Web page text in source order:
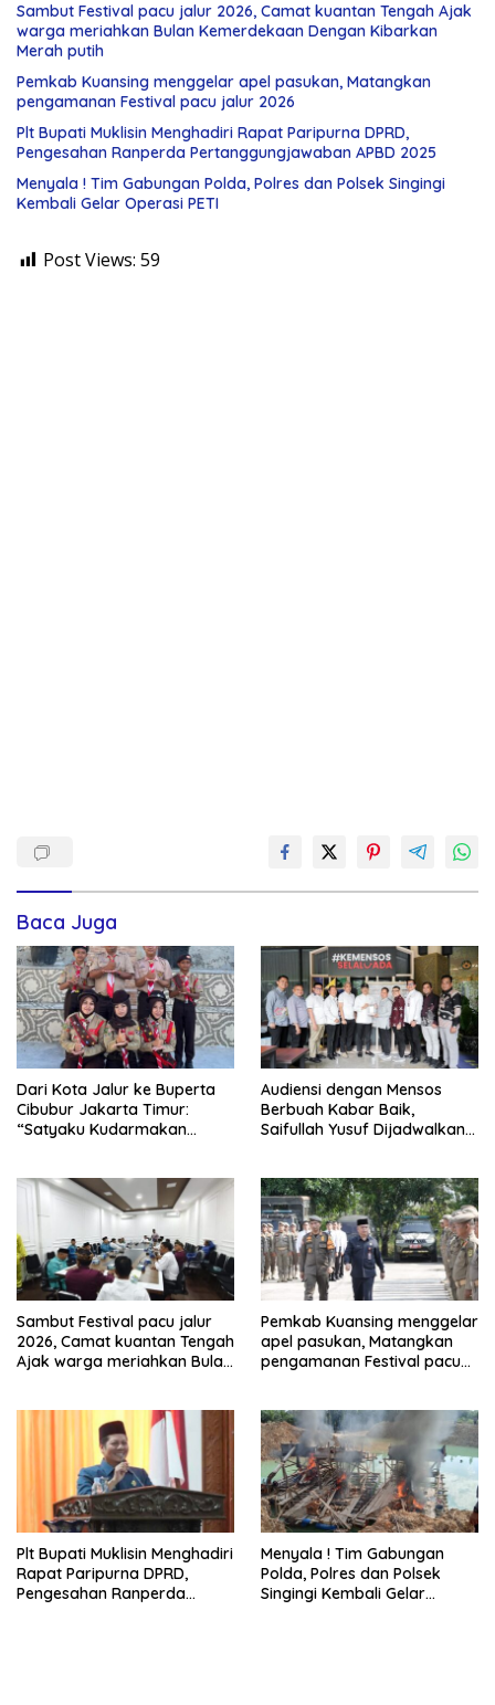
Sambut Festival pacu jalur 2026, Camat kuantan Tengah Ajak
warga meriahkan Bulan Kemerdekaan Dengan Kibarkan
Merah putih
Pemkab Kuansing menggelar apel pasukan, Matangkan
pengamanan Festival pacu jalur 2026
Plt Bupati Muklisin Menghadiri Rapat Paripurna DPRD,
Pengesahan Ranperda Pertanggungjawaban APBD 2025
Menyala ! Tim Gabungan Polda, Polres dan Polsek Singingi
Kembali Gelar Operasi PETI
Post Views: 59
Baca Juga
Dari Kota Jalur ke Buperta
Cibubur Jakarta Timur:
“Satyaku Kudarmakan
Audiensi dengan Mensos
Berbuah Kabar Baik,
Saifullah Yusuf Dijadwalkan
Kuansing
Sambut Festival pacu jalur
2026, Camat kuantan Tengah
Ajak warga meriahkan Bulan
Pemkab Kuansing menggelar
apel pasukan, Matangkan
pengamanan Festival pacu
Plt Bupati Muklisin Menghadiri
Rapat Paripurna DPRD,
Pengesahan Ranperda
Menyala ! Tim Gabungan
Polda, Polres dan Polsek
Singingi Kembali Gelar